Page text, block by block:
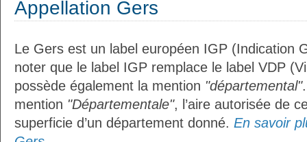
Appellation Gers
Le Gers est un label européen IGP (Indication
noter que le label IGP remplace le label VDP
possède également la mention "départemental"
mention "Départementale", l’aire autorisée de
superficie d’un département donné. En savoir